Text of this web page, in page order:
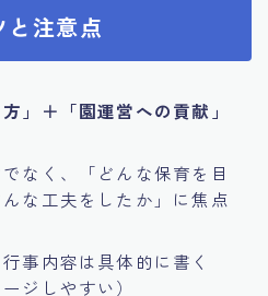
注意点
」＋「園運営への貢献」
なく、「どんな保育を目
な工夫をしたか」に焦点
事内容は具体的に書く
ジしやすい）